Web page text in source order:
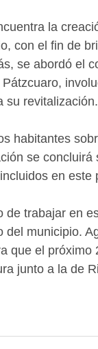
la
con el fin de
se abordó el
su revitalización.
habitantes
se
en este
trabajar en
municipio.
que el
junto a la de